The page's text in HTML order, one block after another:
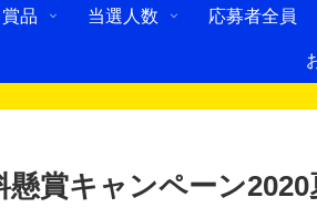
賞品 当選人数 応募者全員
賞キャンペーン2020